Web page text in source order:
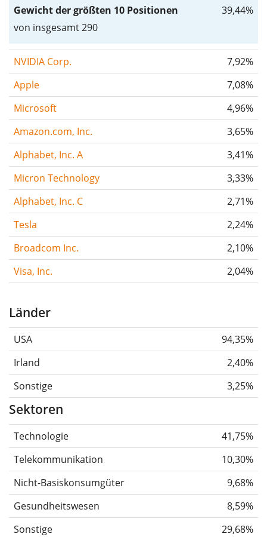
Gewicht der größten 10 Positionen
von insgesamt 290
39,44%
NVIDIA Corp.
7,92%
Apple
7,08%
Microsoft
4,96%
Amazon.com, Inc.
3,65%
Alphabet, Inc. A
3,41%
Micron Technology
3,33%
Alphabet, Inc. C
2,71%
Tesla
2,24%
Broadcom Inc.
2,10%
Visa, Inc.
2,04%
Länder
USA
94,35%
Irland
2,40%
Sonstige
3,25%
Sektoren
Technologie
41,75%
Telekommunikation
10,30%
Nicht-Basiskonsumgüter
9,68%
Gesundheitswesen
8,59%
Sonstige
29,68%